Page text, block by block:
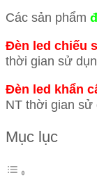
Các sản phẩm
Đèn led chiếu
thời gian sử
Đèn led khẩn
NT thời gian sử
Mục lục